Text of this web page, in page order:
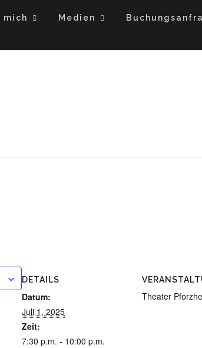
mich Medien
DETAILS
Datum:
Juli 1, 2025
Zeit:
7:30 p.m. - 10:00 p.m.
Theater